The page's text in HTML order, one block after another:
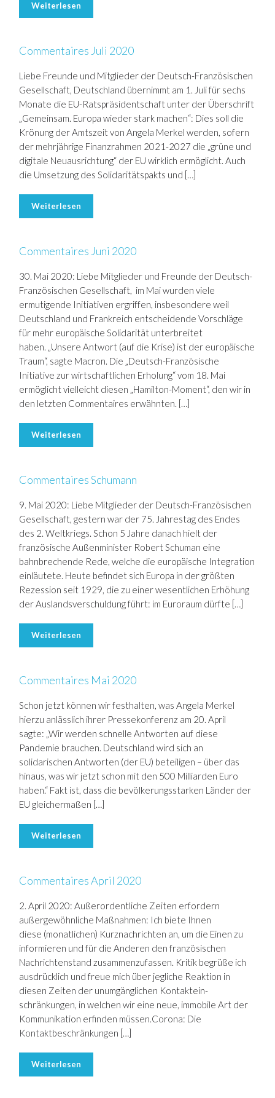
Weiterlesen
Commentaires Juli 2020
Liebe Freunde und Mitglieder der Deutsch-Französischen
Gesellschaft, Deutschland übernimmt am 1. Juli für sechs
Monate die EU-Ratspräsidentschaft unter der Überschrift
„Gemeinsam. Europa wieder stark machen“: Dies soll die
Krönung der Amtszeit von Angela Merkel werden, sofern
der mehrjährige Finanzrahmen 2021-2027 die „grüne und
digitale Neuausrichtung“ der EU wirklich ermöglicht. Auch
die Umsetzung des Solidaritätspakts und […]
Weiterlesen
Commentaires Juni 2020
30. Mai 2020: Liebe Mitglieder und Freunde der Deutsch-
Französischen Gesellschaft, im Mai wurden viele
ermutigende Initiativen ergriffen, insbesondere weil
Deutschland und Frankreich entscheidende Vorschläge
für mehr europäische Solidarität unterbreitet
haben. „Unsere Antwort (auf die Krise) ist der europäische
Traum“, sagte Macron. Die „Deutsch-Französische
Initiative zur wirtschaftlichen Erholung“ vom 18. Mai
ermöglicht vielleicht diesen „Hamilton-Moment“, den wir in
den letzten Commentaires erwähnten. […]
Weiterlesen
Commentaires Schumann
9. Mai 2020: Liebe Mitglieder der Deutsch-Französischen
Gesellschaft, gestern war der 75. Jahrestag des Endes
des 2. Weltkriegs. Schon 5 Jahre danach hielt der
französische Außenminister Robert Schuman eine
bahnbrechende Rede, welche die europäische Integration
einläutete. Heute befindet sich Europa in der größten
Rezession seit 1929, die zu einer wesentlichen Erhöhung
der Auslandsverschuldung führt: im Euroraum dürfte […]
Weiterlesen
Commentaires Mai 2020
Schon jetzt können wir festhalten, was Angela Merkel
hierzu anlässlich ihrer Pressekonferenz am 20. April
sagte: „Wir werden schnelle Antworten auf diese
Pandemie brauchen. Deutschland wird sich an
solidarischen Antworten (der EU) beteiligen – über das
hinaus, was wir jetzt schon mit den 500 Milliarden Euro
haben.“ Fakt ist, dass die bevölkerungsstarken Länder der
EU gleichermaßen […]
Weiterlesen
Commentaires April 2020
2. April 2020: Außerordentliche Zeiten erfordern
außergewöhnliche Maßnahmen: Ich biete Ihnen
diese (monatlichen) Kurznachrichten an, um die Einen zu
informieren und für die Anderen den französischen
Nachrichtenstand zusammenzufassen. Kritik begrüße ich
ausdrücklich und freue mich über jegliche Reaktion in
diesen Zeiten der unumgänglichen Kontaktein-
schränkungen, in welchen wir eine neue, immobile Art der
Kommunikation erfinden müssen.Corona: Die
Kontaktbeschränkungen […]
Weiterlesen